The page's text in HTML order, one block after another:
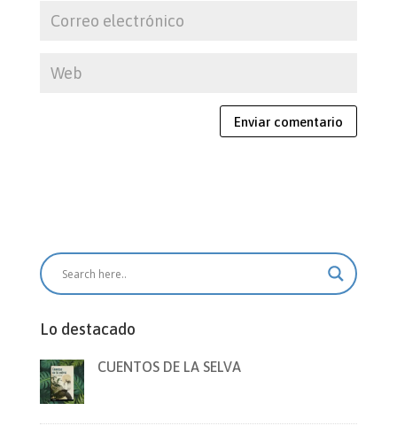
Enviar comentario
Lo destacado
CUENTOS DE LA SELVA